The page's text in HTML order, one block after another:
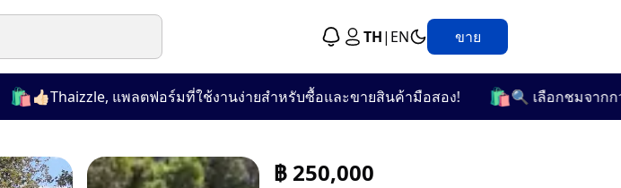
TH| EN ขาย
👍🏻Thaizzle, แพลตฟอร์มที่ใช้งานง่ายสำหรับซื้อและขายสินค้ามือสอง! 🛍️ 🔍 เลือกชมจากกว่า
฿ 250,000